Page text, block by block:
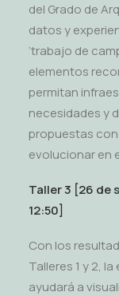
del Grado de
datos y
‘trabajo de
elementos
permitan
necesidades y
propuestas
evolucionar en
Taller 3 [26 de
12:50]
Con los
Talleres 1 y 2,
ayudará a